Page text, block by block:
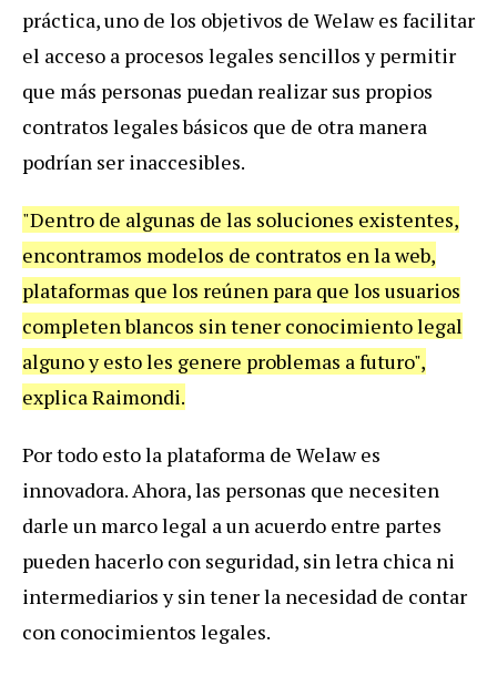
práctica, uno de los objetivos de Welaw es facilitar
el acceso a procesos legales sencillos y permitir
que más personas puedan realizar sus propios
contratos legales básicos que de otra manera
podrían ser inaccesibles.
"Dentro de algunas de las soluciones existentes,
encontramos modelos de contratos en la web,
plataformas que los reúnen para que los usuarios
completen blancos sin tener conocimiento legal
alguno y esto les genere problemas a futuro",
explica Raimondi.
Por todo esto la plataforma de Welaw es
innovadora. Ahora, las personas que necesiten
darle un marco legal a un acuerdo entre partes
pueden hacerlo con seguridad, sin letra chica ni
intermediarios y sin tener la necesidad de contar
con conocimientos legales.